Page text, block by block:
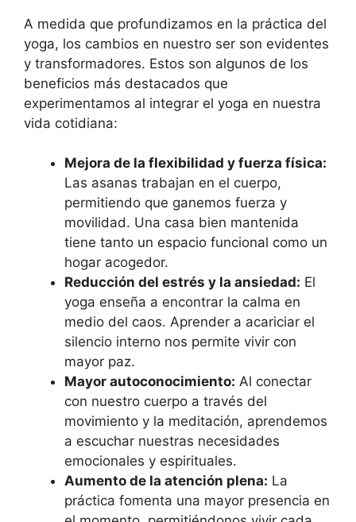
A medida que profundizamos en la práctica del
yoga, los cambios en nuestro ser son evidentes
y transformadores. Estos son algunos de los
beneficios más destacados que
experimentamos al integrar el yoga en nuestra
vida cotidiana:
Mejora de la flexibilidad y fuerza física:
Las asanas trabajan en el cuerpo,
permitiendo que ganemos fuerza y
movilidad. Una casa bien mantenida
tiene tanto un espacio funcional como un
hogar acogedor.
Reducción del estrés y la ansiedad: El
yoga enseña a encontrar la calma en
medio del caos. Aprender a acariciar el
silencio interno nos permite vivir con
mayor paz.
Mayor autoconocimiento: Al conectar
con nuestro cuerpo a través del
movimiento y la meditación, aprendemos
a escuchar nuestras necesidades
emocionales y espirituales.
Aumento de la atención plena: La
práctica fomenta una mayor presencia en